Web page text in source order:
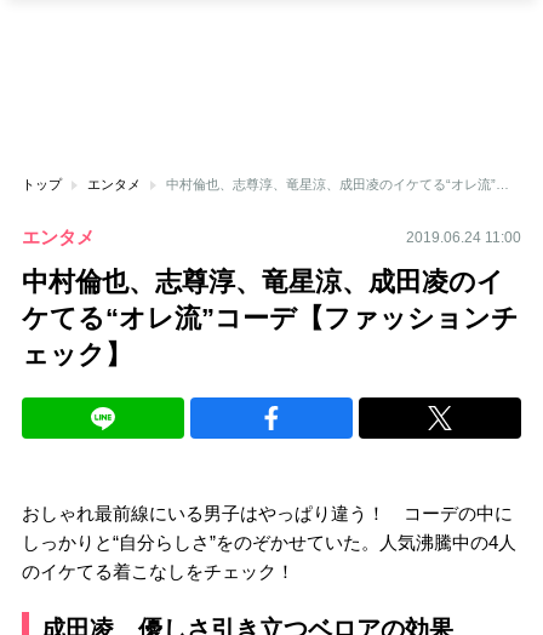
トップ エンタメ 中村倫也、志尊淳、竜星涼、成田凌のイケてる“オレ流”コーデ【ファッションチェック】
エンタメ 2019.06.24 11:00
中村倫也、志尊淳、竜星涼、成田凌のイ
ケてる“オレ流”コーデ【ファッションチ
ェック】
おしゃれ最前線にいる男子はやっぱり違う！ コーデの中に
しっかりと“自分らしさ”をのぞかせていた。人気沸騰中の4人
のイケてる着こなしをチェック！
成田凌 優しさ引き立つベロアの効果